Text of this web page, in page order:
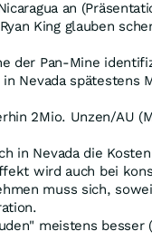
an
King glauben
der Pan-Mine
Nevada
2Mio. Unzen/AU
in Nevada die
wird auch bei
muss sich,
meistens besser